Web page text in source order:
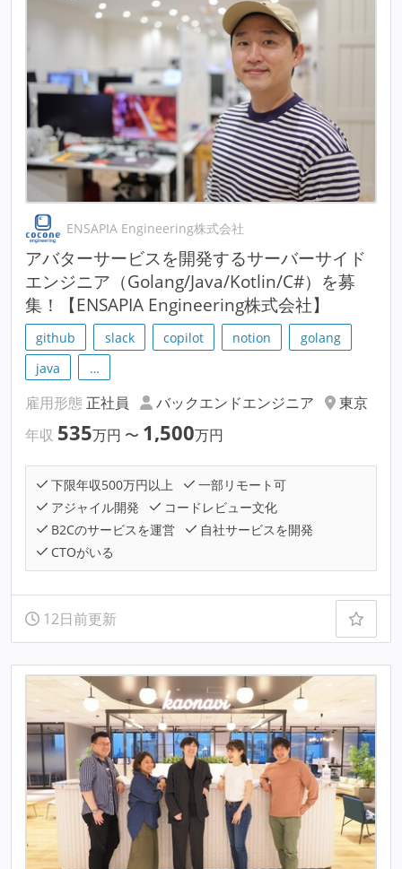
ENSAPIA Engineering株式会社
アバターサービスを開発するサーバーサイド
エンジニア（Golang/Java/Kotlin/C#）を募
集！【ENSAPIA Engineering株式会社】
github slack copilot notion
golang
java
…
雇用形態 正社員 バックエンドエンジニア
東京
年収 535万円 〜 1,500万円
下限年収500万円以上
一部リモート可
アジャイル開発
コードレビュー文化
B2Cのサービスを運営
自社サービスを開発
CTOがいる
12日前更新